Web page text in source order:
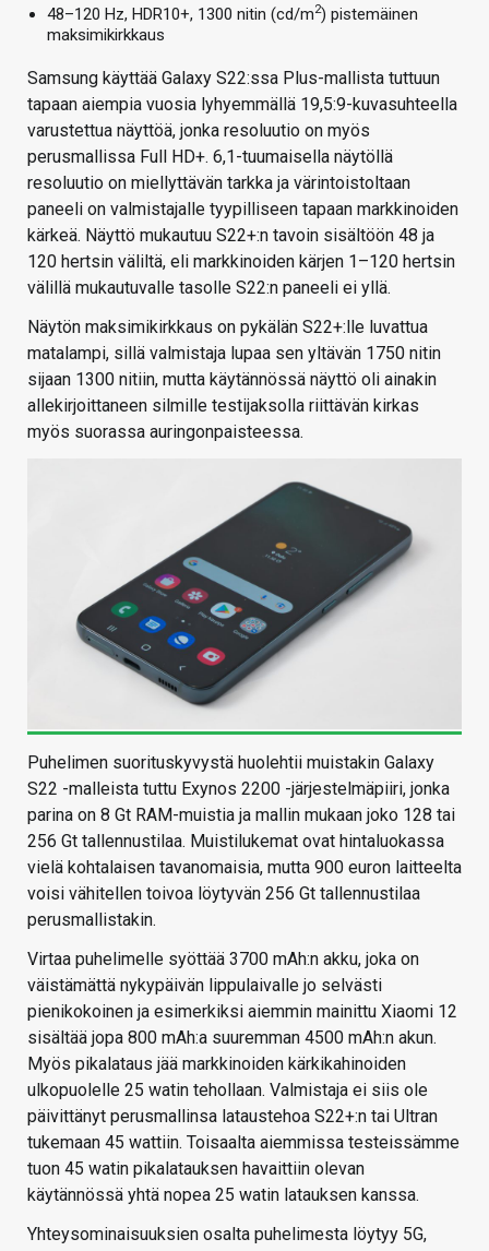
48–120 Hz, HDR10+, 1300 nitin (cd/m2) pistemäinen
maksimikirkkaus
Samsung käyttää Galaxy S22:ssa Plus-mallista tuttuun
tapaan aiempia vuosia lyhyemmällä 19,5:9-kuvasuhteella
varustettua näyttöä, jonka resoluutio on myös
perusmallissa Full HD+. 6,1-tuumaisella näytöllä
resoluutio on miellyttävän tarkka ja värintoistoltaan
paneeli on valmistajalle tyypilliseen tapaan markkinoiden
kärkeä. Näyttö mukautuu S22+:n tavoin sisältöön 48 ja
120 hertsin väliltä, eli markkinoiden kärjen 1–120 hertsin
välillä mukautuvalle tasolle S22:n paneeli ei yllä.
Näytön maksimikirkkaus on pykälän S22+:lle luvattua
matalampi, sillä valmistaja lupaa sen yltävän 1750 nitin
sijaan 1300 nitiin, mutta käytännössä näyttö oli ainakin
allekirjoittaneen silmille testijaksolla riittävän kirkas
myös suorassa auringonpaisteessa.
Puhelimen suorituskyvystä huolehtii muistakin Galaxy
S22 -malleista tuttu Exynos 2200 -järjestelmäpiiri, jonka
parina on 8 Gt RAM-muistia ja mallin mukaan joko 128 tai
256 Gt tallennustilaa. Muistilukemat ovat hintaluokassa
vielä kohtalaisen tavanomaisia, mutta 900 euron laitteelta
voisi vähitellen toivoa löytyvän 256 Gt tallennustilaa
perusmallistakin.
Virtaa puhelimelle syöttää 3700 mAh:n akku, joka on
väistämättä nykypäivän lippulaivalle jo selvästi
pienikokoinen ja esimerkiksi aiemmin mainittu Xiaomi 12
sisältää jopa 800 mAh:a suuremman 4500 mAh:n akun.
Myös pikalataus jää markkinoiden kärkikahinoiden
ulkopuolelle 25 watin tehollaan. Valmistaja ei siis ole
päivittänyt perusmallinsa lataustehoa S22+:n tai Ultran
tukemaan 45 wattiin. Toisaalta aiemmissa testeissämme
tuon 45 watin pikalatauksen havaittiin olevan
käytännössä yhtä nopea 25 watin latauksen kanssa.
Yhteysominaisuuksien osalta puhelimesta löytyy 5G,